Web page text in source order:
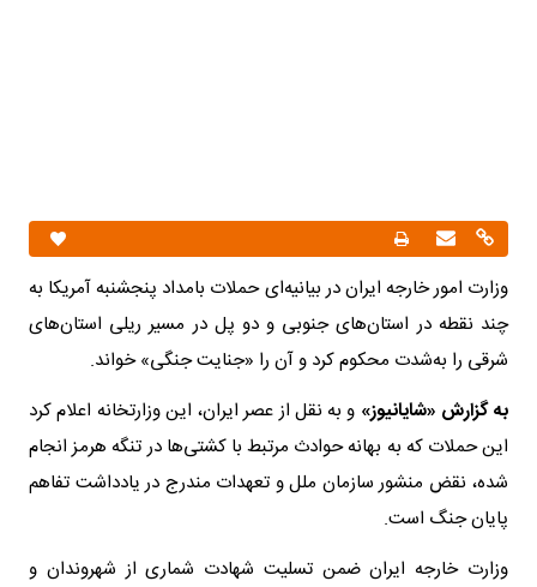
وزارت امور خارجه ایران در بیانیه‌ای حملات بامداد پنجشنبه آمریکا به
چند نقطه در استان‌های جنوبی و دو پل در مسیر ریلی استان‌های
شرقی را به‌شدت محکوم کرد و آن را «جنایت جنگی» خواند.
به گزارش «شایانیوز» و به نقل از عصر ایران، این وزارتخانه اعلام کرد
این حملات که به بهانه حوادث مرتبط با کشتی‌ها در تنگه هرمز انجام
شده، نقض منشور سازمان ملل و تعهدات مندرج در یادداشت تفاهم
پایان جنگ است.
وزارت خارجه ایران ضمن تسلیت شهادت شماری از شهروندان و